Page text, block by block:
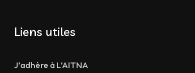
Liens utiles
J’adhère à L’AITNA